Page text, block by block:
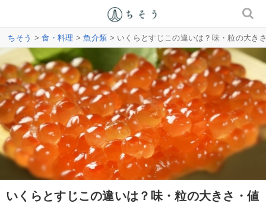
ちそう >食・料理 >魚介類 > いくらとすじこの違いは？味・粒の大き
いくらとすじこの違いは？味・粒の大きさ・値